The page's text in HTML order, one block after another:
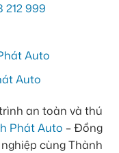
212 999
Auto
Auto
an toàn và thú
Phát Auto – Đồng
cùng Thành